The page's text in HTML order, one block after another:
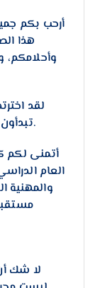
​أرحب بكم
هذا
تبدأون اليوم أولى خطواتكم في طريق التميز.
العام
والمهنية
لا شك